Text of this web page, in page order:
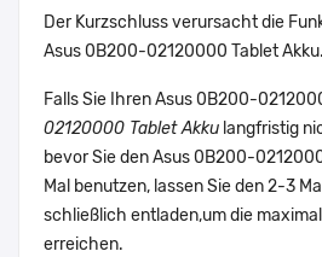
Der Kurzschluss verursacht die
Asus 0B200-02120000 Tablet Akku.
Falls Sie Ihren Asus 0B200-
02120000 Tablet Akku langfristig
bevor Sie den Asus 0B200-
Mal benutzen, lassen Sie den 2-3
schließlich entladen,um die
erreichen.